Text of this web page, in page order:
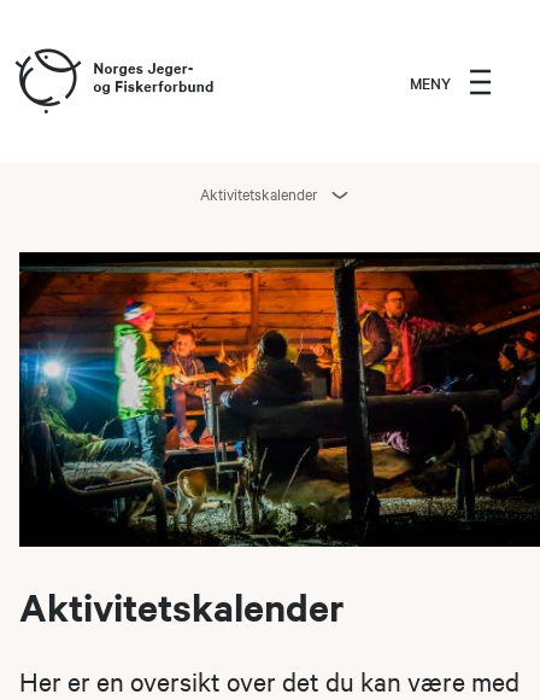
MENY
Aktivitetskalender
Aktivitetskalender
Her er en oversikt over det du kan være med